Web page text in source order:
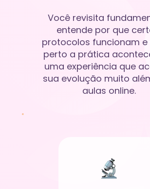
Você revisita
entende por que
protocolos funcionam e
perto a prática
uma experiência que
sua evolução muito
aulas online.